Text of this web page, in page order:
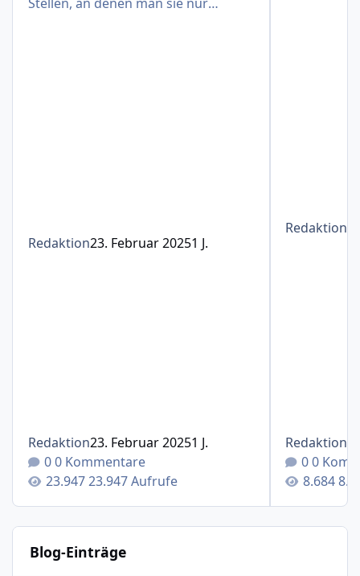
Redaktion23. Februar 20251 J.
Redaktion23. Februar 20251 J.
0 Kommentare
23.947 Aufrufe
Redaktion
Redaktion
0
Blog-Einträge